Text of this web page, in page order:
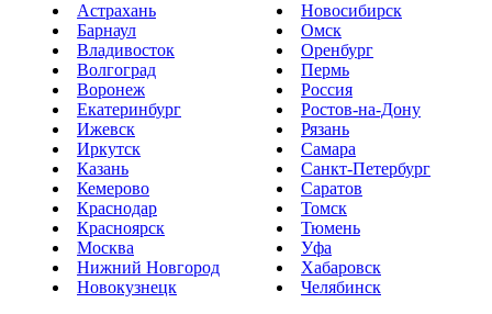
Астрахань
Барнаул
Владивосток
Волгоград
Воронеж
Екатеринбург
Ижевск
Иркутск
Казань
Кемерово
Краснодар
Красноярск
Москва
Нижний Новгород
Новокузнецк
Новосибирск
Омск
Оренбург
Пермь
Россия
Ростов-на-Дону
Рязань
Самара
Санкт-Петербург
Саратов
Томск
Тюмень
Уфа
Хабаровск
Челябинск